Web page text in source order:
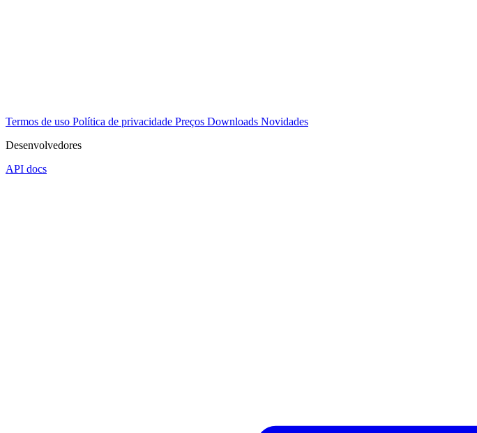
Termos de uso Política de privacidade Preços Downloads Novidades
Desenvolvedores
API docs